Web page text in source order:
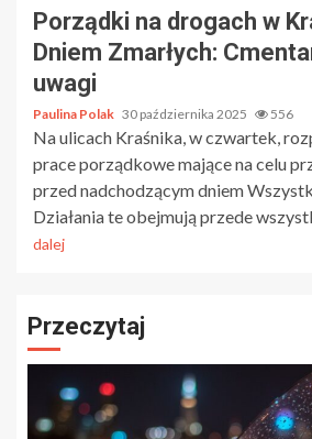
Porządki na drogach w
Dniem Zmarłych:
uwagi
Paulina Polak 30 października 2025 556
Na ulicach Kraśnika, w czwartek,
prace porządkowe mające na celu
przed nadchodzącym dniem
Działania te obejmują przede
dalej
Przeczytaj